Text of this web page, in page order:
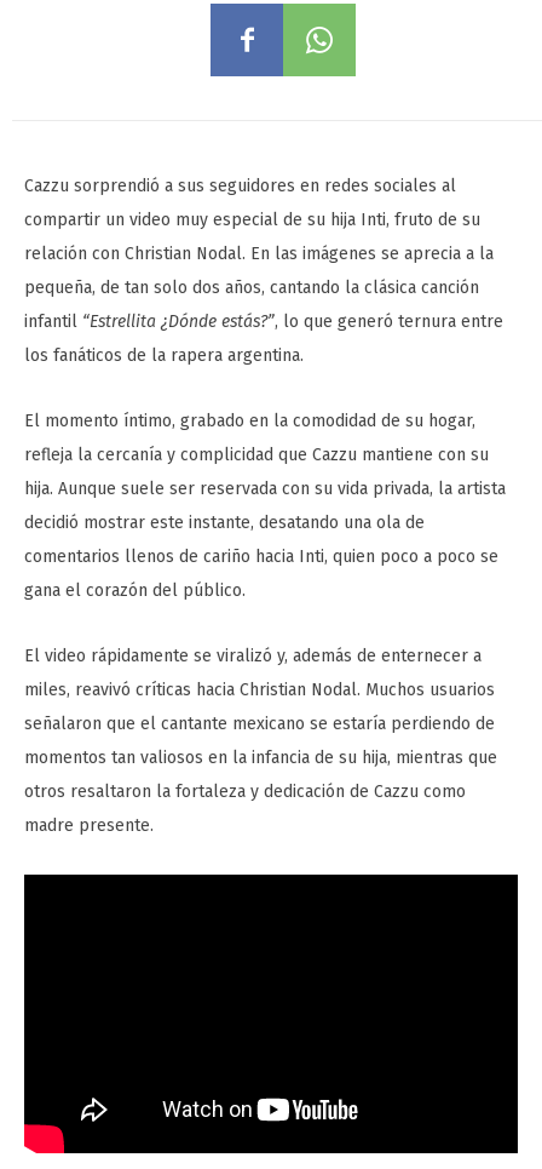
Cazzu sorprendió a sus seguidores en redes sociales al
compartir un video muy especial de su hija Inti, fruto de su
relación con Christian Nodal. En las imágenes se aprecia a la
pequeña, de tan solo dos años, cantando la clásica canción
infantil “Estrellita ¿Dónde estás?”, lo que generó ternura entre
los fanáticos de la rapera argentina.
El momento íntimo, grabado en la comodidad de su hogar,
refleja la cercanía y complicidad que Cazzu mantiene con su
hija. Aunque suele ser reservada con su vida privada, la artista
decidió mostrar este instante, desatando una ola de
comentarios llenos de cariño hacia Inti, quien poco a poco se
gana el corazón del público.
El video rápidamente se viralizó y, además de enternecer a
miles, reavivó críticas hacia Christian Nodal. Muchos usuarios
señalaron que el cantante mexicano se estaría perdiendo de
momentos tan valiosos en la infancia de su hija, mientras que
otros resaltaron la fortaleza y dedicación de Cazzu como
madre presente.